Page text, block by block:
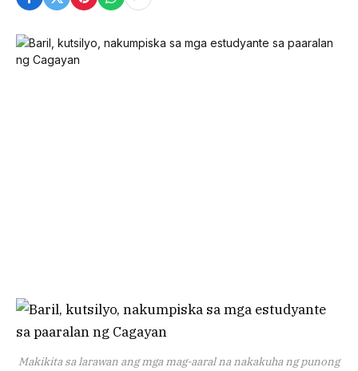
Makikita sa larawan ang mga mag-aaral na nakakuha ng punong